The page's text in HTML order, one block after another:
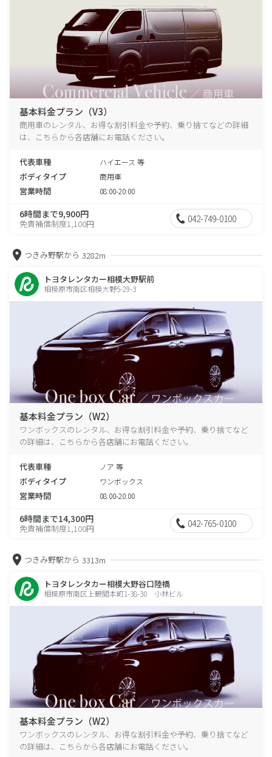
基本料金プラン（V3）
商用車のレンタル、お得な割引料金や予約、乗り捨てなどの詳細
は、こちらから各店舗にお電話ください。
代表車種 ハイエース 等
ボディタイプ 商用車
営業時間 08:00-20:00
6時間まで9,900円
免責補償制度1,100円 042-749-0100
つきみ野駅から 3282m
トヨタレンタカー相模大野駅前
相模原市南区相模大野5-29-3
基本料金プラン（W2）
ワンボックスのレンタル、お得な割引料金や予約、乗り捨てなど
の詳細は、こちらから各店舗にお電話ください。
代表車種 ノア 等
ボディタイプ ワンボックス
営業時間 08:00-20:00
6時間まで14,300円
免責補償制度1,100円 042-765-0100
つきみ野駅から 3313m
トヨタレンタカー相模大野谷口陸橋
相模原市南区上鶴間本町1-38-30 小林ビル
基本料金プラン（W2）
ワンボックスのレンタル、お得な割引料金や予約、乗り捨てなど
の詳細は、こちらから各店舗にお電話ください。